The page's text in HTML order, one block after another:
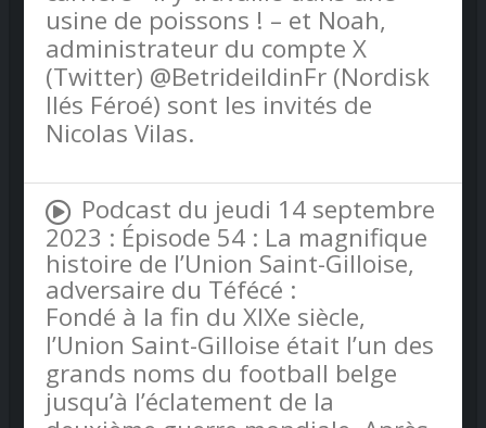
usine de poissons ! – et Noah,
administrateur du compte X
(Twitter) @BetrideildinFr (Nordisk
Ilés Féroé) sont les invités de
Nicolas Vilas.
Podcast du jeudi 14 septembre
2023 : Épisode 54 : La magnifique
histoire de l’Union Saint-Gilloise,
adversaire du Téfécé :
Fondé à la fin du XIXe siècle,
l’Union Saint-Gilloise était l’un des
grands noms du football belge
jusqu’à l’éclatement de la